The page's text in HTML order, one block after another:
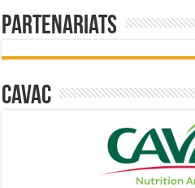
Partenariats
Cavac